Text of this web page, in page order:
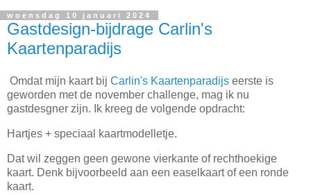
woensdag 10 januari 2024
Gastdesign-bijdrage Carlin's
Kaartenparadijs
Omdat mijn kaart bij Carlin's Kaartenparadijs eerste is
geworden met de november challenge, mag ik nu
gastdesgner zijn. Ik kreeg de volgende opdracht:
Hartjes + speciaal kaartmodelletje.
Dat wil zeggen geen gewone vierkante of rechthoekige
kaart. Denk bijvoorbeeld aan een easelkaart of een ronde
kaart.